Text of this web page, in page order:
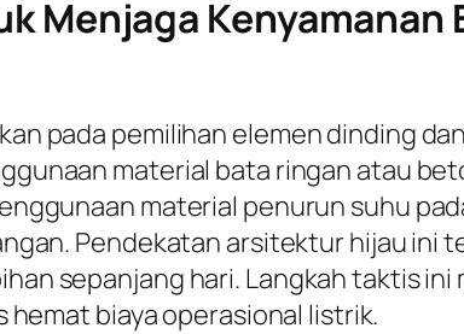
Menjaga Kenyamanan
pada pemilihan elemen dinding
material bata ringan atau
material penurun suhu
Pendekatan arsitektur hijau ini
sepanjang hari. Langkah taktis ini
biaya operasional listrik.